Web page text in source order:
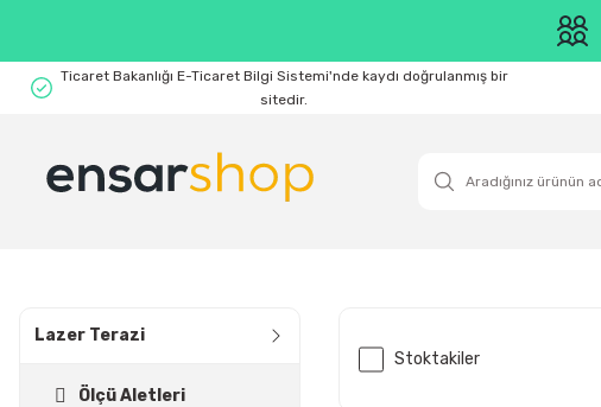
Ticaret Bakanlığı E-Ticaret Bilgi Sistemi'nde kaydı doğrulanmış bir
sitedir.
Lazer Terazi
Ölçü Aletleri
Stoktakiler